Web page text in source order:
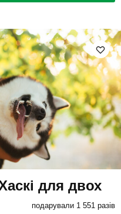
для двох
подарували 1 551 разів